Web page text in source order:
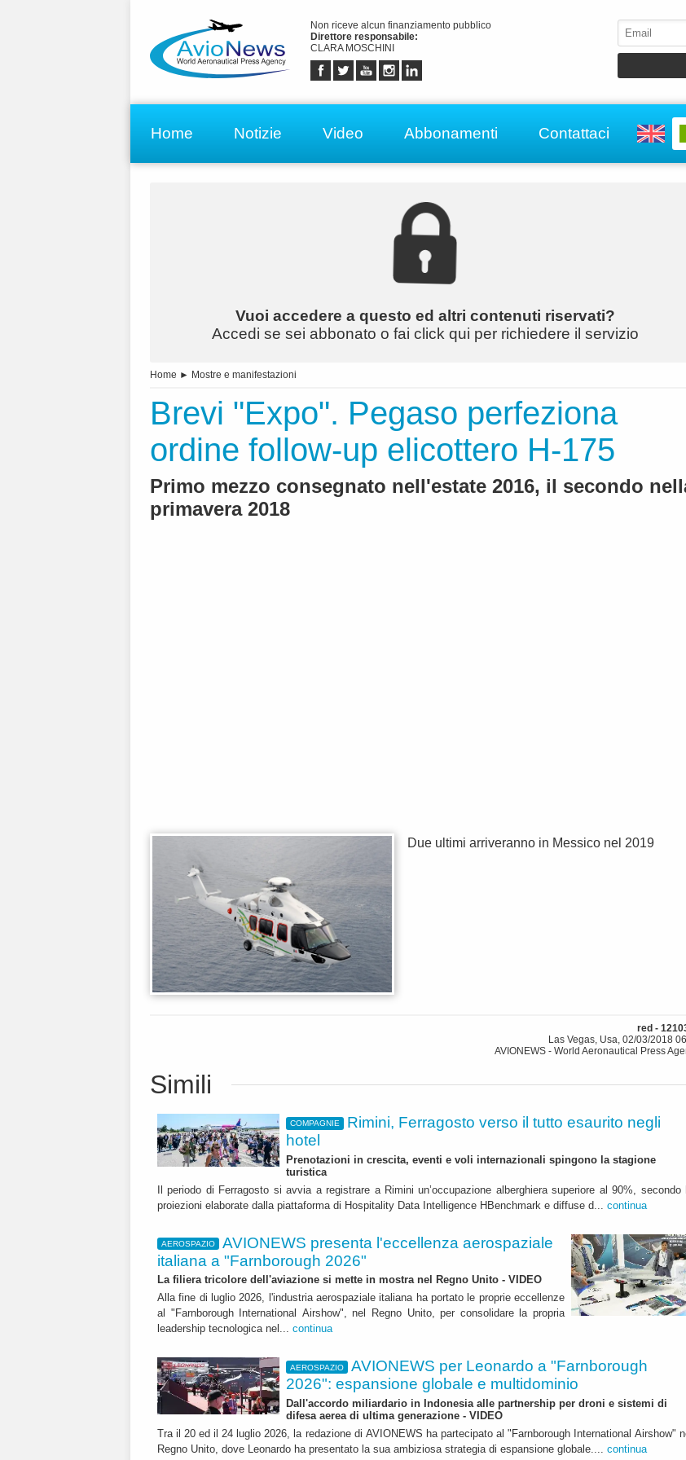
Non riceve alcun finanziamento pubblico
Direttore responsabile:
CLARA MOSCHINI
Home Notizie Video Abbonamenti Contattaci
Vuoi accedere a questo ed altri contenuti riservati?
Accedi se sei abbonato o fai click qui per richiedere il servizio
Home ► Mostre e manifestazioni
Brevi "Expo". Pegaso perfeziona
ordine follow-up elicottero H-175
Primo mezzo consegnato nell'estate 2016, il secondo
primavera 2018
Due ultimi arriveranno in Messico nel 2019
red -
Las Vegas, Usa, 02/03/2018
AVIONEWS - World Aeronautical Press
Simili
COMPAGNIE
Rimini, Ferragosto verso il tutto esaurito negli
hotel
Prenotazioni in crescita, eventi e voli internazionali spingono la stagione
turistica
Il periodo di Ferragosto si avvia a registrare a Rimini un’occupazione alberghiera superiore al 90%, secondo
proiezioni elaborate dalla piattaforma di Hospitality Data Intelligence HBenchmark e diffuse d... continua
AEROSPAZIO
AVIONEWS presenta l'eccellenza aerospaziale
italiana a "Farnborough 2026"
La filiera tricolore dell'aviazione si mette in mostra nel Regno Unito - VIDEO
Alla fine di luglio 2026, l'industria aerospaziale italiana ha portato le proprie eccellenze
al "Farnborough International Airshow", nel Regno Unito, per consolidare la propria
leadership tecnologica nel... continua
AEROSPAZIO
AVIONEWS per Leonardo a "Farnborough
2026": espansione globale e multidominio
Dall'accordo miliardario in Indonesia alle partnership per droni e sistemi di
difesa aerea di ultima generazione - VIDEO
Tra il 20 ed il 24 luglio 2026, la redazione di AVIONEWS ha partecipato al "Farnborough International Airshow"
Regno Unito, dove Leonardo ha presentato la sua ambiziosa strategia di espansione globale.... continua